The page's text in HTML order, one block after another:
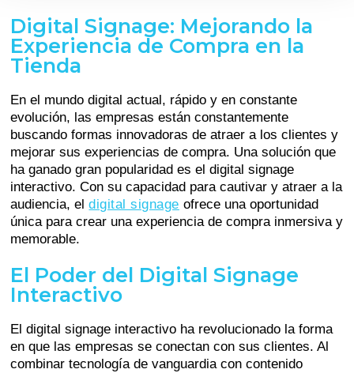
Digital Signage: Mejorando la
Experiencia de Compra en la
Tienda
En el mundo digital actual, rápido y en constante
evolución, las empresas están constantemente
buscando formas innovadoras de atraer a los clientes y
mejorar sus experiencias de compra. Una solución que
ha ganado gran popularidad es el digital signage
interactivo. Con su capacidad para cautivar y atraer a la
audiencia, eldigital signage ofrece una oportunidad
única para crear una experiencia de compra inmersiva y
memorable.
El Poder del Digital Signage
Interactivo
El digital signage interactivo ha revolucionado la forma
en que las empresas se conectan con sus clientes. Al
combinar tecnología de vanguardia con contenido